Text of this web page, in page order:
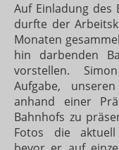
Auf Einladung des
durfte der
Monaten
hin darbenden
vorstellen.
Aufgabe,
anhand einer
Bahnhofs zu
Fotos die aktuell